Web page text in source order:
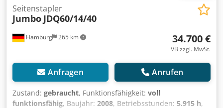
Hamburg 265 km
Seitenstapler
Jumbo JDQ60/14/40
34.700 €
VB zzgl. MwSt.
Anfragen Anrufen
Zustand: gebraucht, Funktionsfähigkeit: voll
funktionsfähig, Baujahr: 2008, Betriebsstunden: 5.915 h,